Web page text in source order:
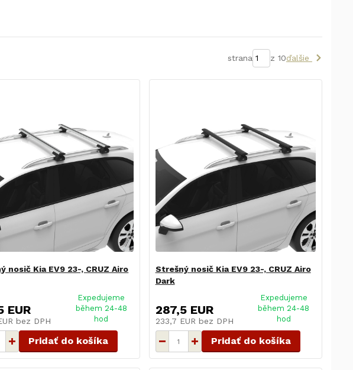
strana z 10ďalšie
nosič Kia EV9 23-, CRUZ Airo
EUR
bez DPH
Expedujeme
během 24-48
hod
Pridať do košíka
Strešný nosič Kia EV9 23-, CRUZ Airo
Dark
287,5 EUR
233,7 EUR bez DPH
Expedujeme
během 24-48
hod
Pridať do košíka